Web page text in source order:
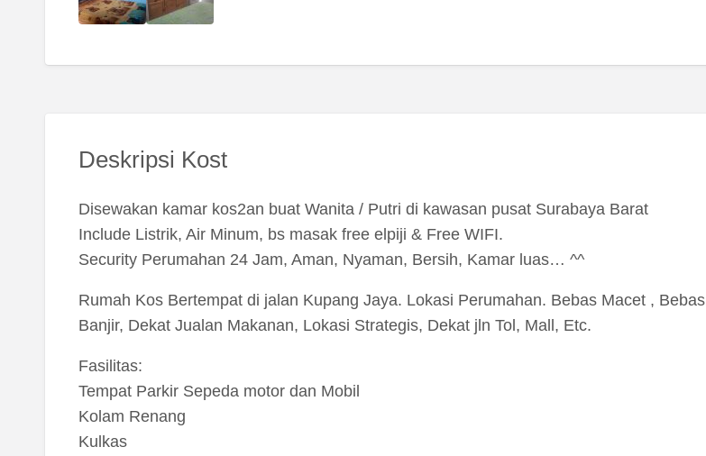
Deskripsi Kost
Disewakan kamar kos2an buat Wanita / Putri di kawasan pusat Surabaya Barat
Include Listrik, Air Minum, bs masak free elpiji & Free WIFI.
Security Perumahan 24 Jam, Aman, Nyaman, Bersih, Kamar luas… ^^
Rumah Kos Bertempat di jalan Kupang Jaya. Lokasi Perumahan. Bebas Macet , Bebas
Banjir, Dekat Jualan Makanan, Lokasi Strategis, Dekat jln Tol, Mall, Etc.
Fasilitas:
Tempat Parkir Sepeda motor dan Mobil
Kolam Renang
Kulkas